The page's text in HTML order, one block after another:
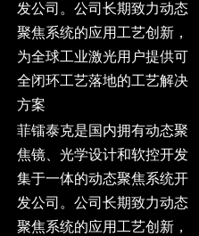
发公司。公司长期致力动态
聚焦系统的应用工艺创新，
为全球工业激光用户提供可
全闭环工艺落地的工艺解决
方案
菲镭泰克是国内拥有动态聚
焦镜、光学设计和软控开发
集于一体的动态聚焦系统开
发公司。公司长期致力动态
聚焦系统的应用工艺创新，